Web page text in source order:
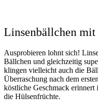
Linsenbällchen
Ausprobieren lohnt sich!
Bällchen und gleichzeitig
klingen vielleicht auch die
Überraschung nach dem
köstliche Geschmack erinnert
die Hülsenfrüchte.